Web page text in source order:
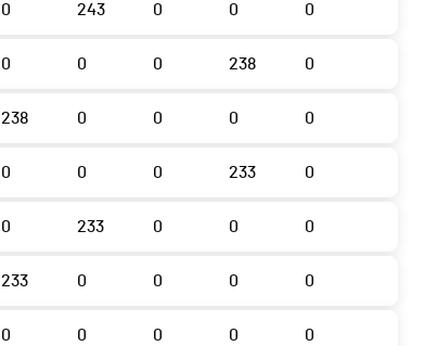
0 243 0 0 0
0 0 0 238 0
238 0 0 0 0
0 0 0 233 0
0 233 0 0 0
233 0 0 0 0
0 0 0 0 0